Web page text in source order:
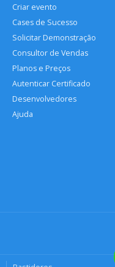
Criar evento
Cases de Sucesso
Solicitar Demonstração
Consultor de Vendas
Planos e Preços
Autenticar Certificado
Desenvolvedores
Ajuda